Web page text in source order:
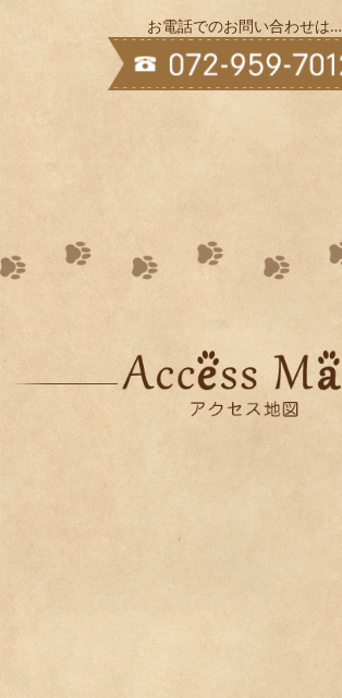
お電話でのお問い合わせは…